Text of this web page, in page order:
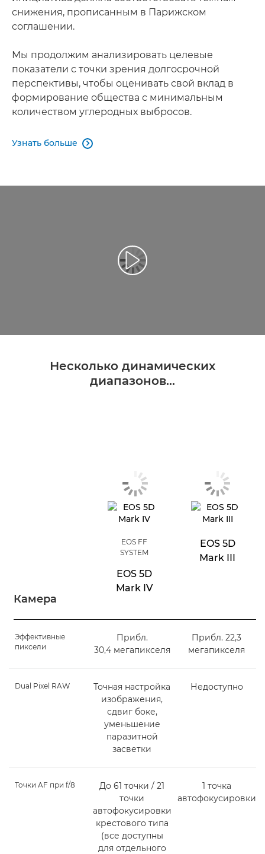
снижения, прописанным в Парижском
соглашении.
Мы продолжим анализировать целевые
показатели с точки зрения долгосрочной
перспективы, чтобы оценивать свой вклад в
формирование общества с минимальным
количеством углеродных выбросов.
Узнать больше 
Несколько динамических
диапазонов...
Камера
EOS FF
SYSTEM
EOS 5D
Mark IV
EOS 5D
Mark III
Эффективные
пиксели
Прибл.
30,4 мегапикселя
Прибл. 22,3
мегапикселя
Dual Pixel RAW
Точная настройка
изображения,
сдвиг боке,
уменьшение
паразитной
засветки
Недоступно
Точки AF при f/8
До 61 точки / 21
точки
автофокусировки
крестового типа
(все доступны
для отдельного
1 точка
автофокусировки